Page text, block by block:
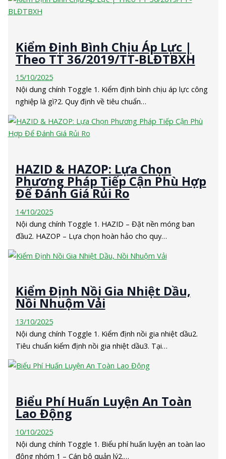
Kiểm Định Bình Chịu Áp Lực |
Theo TT 36/2019/TT-BLĐTBXH
15/10/2025
Nội dung chính Toggle 1. Kiểm định bình chịu áp lực công
nghiệp là gì?2. Quy định về tiêu chuẩn…
HAZID & HAZOP: Lựa Chọn
Phương Pháp Tiếp Cận Phù Hợp
Để Đánh Giá Rủi Ro
14/10/2025
Nội dung chính Toggle 1. HAZID – Đặt nền móng ban
đầu2. HAZOP – Lựa chọn hoàn hảo cho quy…
Kiểm Định Nồi Gia Nhiệt Dầu,
Nồi Nhuộm Vải
13/10/2025
Nội dung chính Toggle 1. Kiểm định nồi gia nhiệt dầu2.
Tiêu chuẩn kiểm định nồi gia nhiệt dầu3. Tại…
Biểu Phí Huấn Luyện An Toàn
Lao Động
10/10/2025
Nội dung chính Toggle 1. Biểu phí huấn luyện an toàn lao
động nhóm 1 – Cán bộ quản lý2.…